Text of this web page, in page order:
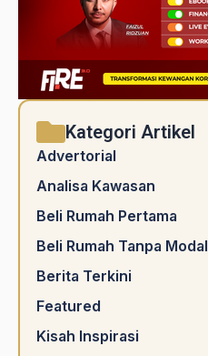
Kategori Artikel
Advertorial
Analisa Kawasan
Beli Rumah Pertama
Beli Rumah Tanpa Modal
Berita Terkini
Featured
Kisah Inspirasi